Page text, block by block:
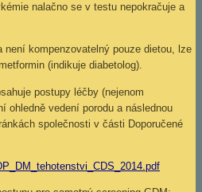
nalačno se v testu nepokračuje a
není kompenzovatelný pouze dietou, lze
(indikuje diabetolog).
postupy léčby (nejenom
ohledně vedení porodu a následnou
společnosti v části Doporučené